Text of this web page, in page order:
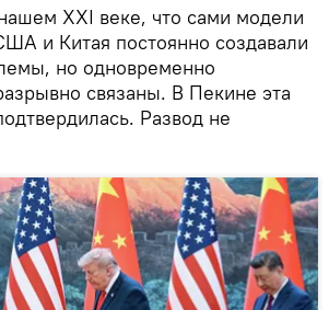
XXI веке, что сами модели
и Китая постоянно создавали
но одновременно
связаны. В Пекине эта
Развод не